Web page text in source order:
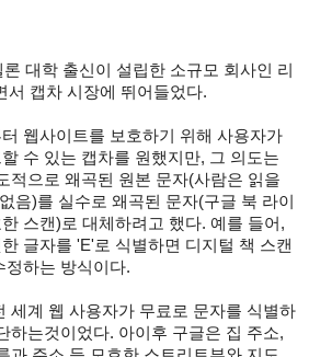
대학 출신이 설립한 소규모 회사인 리
서 캡차 시장에 뛰어들었다.
웹사이트를 보호하기 위해 사용자가
수 있는 캡차를 원했지만, 그 의도는
적으로 왜곡된 원본 문자(사람은 읽을
음)를 실수로 왜곡된 문자(구글 북 라이
스캔)로 대체하려고 했다. 예를 들어,
글자를 'E'로 식별하면 디지털 책 스캔
정하는 방식이다.
세계 웹 사용자가 무료로 문자를 식별하
하는것이었다. 아이후 구글은 집 주소,